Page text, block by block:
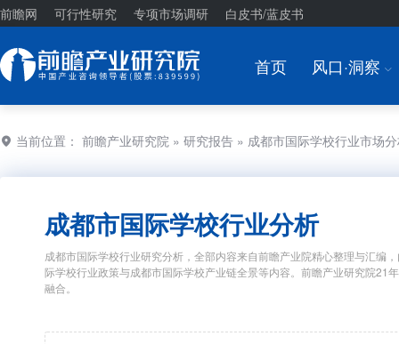
前瞻网 可行性研究 专项市场调研 白皮书/蓝皮书
首页 风口·洞察 I
当前位置： 前瞻产业研究院 » 研究报告 » 成都市国际学校行业市场
成都市国际学校行业分析
成都市国际学校行业研究分析，全部内容来自前瞻产业院精心整理与汇编
际学校行业政策与成都市国际学校产业链全景等内容。前瞻产业研究院21
融合。